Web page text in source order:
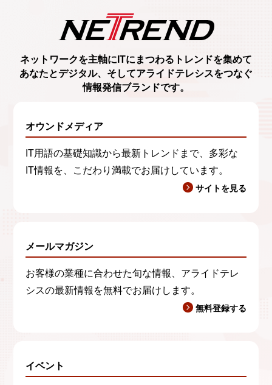
ネットワークを主軸に ITにまつわるトレンドを集めて
あなたとデジタル、 そしてアライドテレシスをつなぐ
情報発信ブランドです。
オウンドメディア
IT用語の基礎知識から最新トレンドまで、多彩な
IT情報を、こだわり満載でお届けしています。
サイトを見る
メールマガジン
お客様の業種に合わせた旬な情報、アライドテレ
シスの最新情報を無料でお届けします。
無料登録する
イベント